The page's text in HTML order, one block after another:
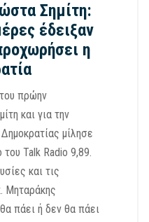
Σημίτη:
έδειξαν
η
του πρώην
και για την
μίλησε
Talk Radio 9,89.
και τις
Μηταράκης
πάει ή δεν θα πάει